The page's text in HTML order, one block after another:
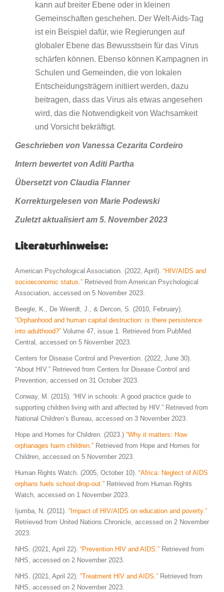
kann auf breiter Ebene oder in kleinen
Gemeinschaften geschehen. Der Welt-Aids-Tag
ist ein Beispiel dafür, wie Regierungen auf
globaler Ebene das Bewusstsein für das Virus
schärfen können. Ebenso können Kampagnen in
Schulen und Gemeinden, die von lokalen
Entscheidungsträgern initiiert werden, dazu
beitragen, dass das Virus als etwas angesehen
wird, das die Notwendigkeit von Wachsamkeit
und Vorsicht bekräftigt.
Geschrieben von Vanessa Cezarita Cordeiro
Intern bewertet von Aditi Partha
Übersetzt von Claudia Flanner
Korrekturgelesen von Marie Podewski
Zuletzt aktualisiert am 5. November 2023
Literaturhinweise:
American Psychological Association. (2022, April). “HIV/AIDS and
socioeconomic status.” Retrieved from American Psychological
Association, accessed on 5 November 2023.
Beegle, K., De Weerdt, J., & Dercon, S. (2010, February).
“Orphanhood and human capital destruction: is there persistence
into adulthood?” Volume 47, issue 1. Retrieved from PubMed
Central, accessed on 5 November 2023.
Centers for Disease Control and Prevention. (2022, June 30).
“About HIV.” Retrieved from Centers for Disease Control and
Prevention, accessed on 31 October 2023.
Conway, M. (2015). “HIV in schools: A good practice guide to
supporting children living with and affected by HIV.” Retrieved from
National Children’s Bureau, accessed on 3 November 2023.
Hope and Homes for Children. (2023.) “Why it matters: How
orphanages harm children.” Retrieved from Hope and Homes for
Children, accessed on 5 November 2023.
Human Rights Watch. (2005, October 10). “Africa: Neglect of AIDS
orphans fuels school drop-out.” Retrieved from Human Rights
Watch, accessed on 1 November 2023.
Ijumba, N. (2011). “Impact of HIV/AIDS on education and poverty.”
Retrieved from United Nations Chronicle, accessed on 2 November
2023.
NHS. (2021, April 22). “Prevention HIV and AIDS.” Retrieved from
NHS, accessed on 2 November 2023.
NHS. (2021, April 22). “Treatment HIV and AIDS.” Retrieved from
NHS, accessed on 2 November 2023.